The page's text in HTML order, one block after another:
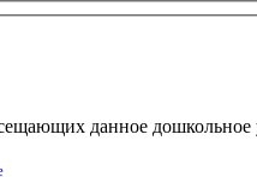
данное дошкольное